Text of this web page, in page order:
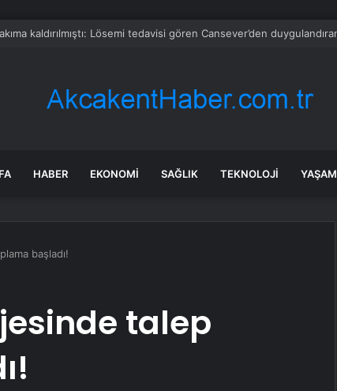
kartlarına zam yaptı: Fiyatlar yüzde 20’den fazla artıyor
HABER EKONOMI SAĞLIK TEKNOLOJI YAŞAM
başladı!
talep